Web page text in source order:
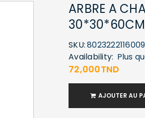
ARBRE A
30*30*60CM
SKU:8023222116009
Availability: Plus
72,000TND
AJOUTER AU